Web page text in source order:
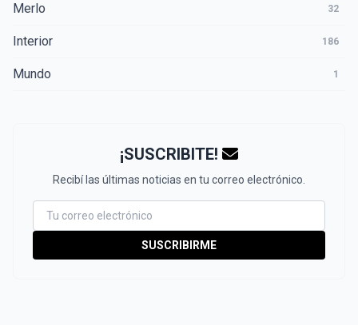
Merlo 32
Interior 186
Mundo 1
¡SUSCRIBITE!
Recibí las últimas noticias en tu correo electrónico.
SUSCRIBIRME